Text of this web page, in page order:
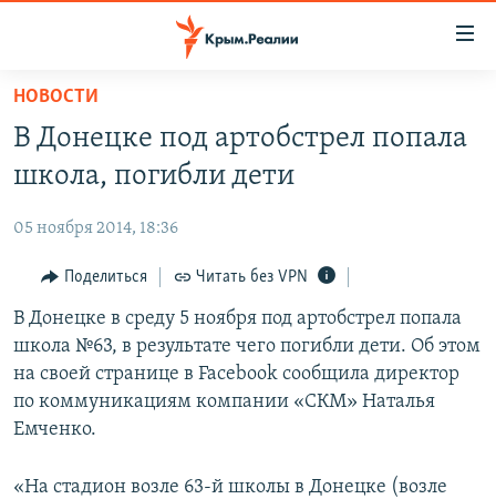
Вернуться
основному
содержанию
навигации
Вернутся
поиску
СПЕЦПРОЕКТЫ
КАРТА ВОЕННЫХ ОБЪЕКТОВ КРЫМА
11 ЛЕТ ОККУПАЦИИ КРЫМА. 11 ИСТОРИЙ СОПРОТИВЛЕНИЯ
ИСТОРИЯ
ЕЩЕ
ИНТЕРАКТИВ
ИНФОГРАФИКА
ТЕЛЕПРОЕКТ КРЫМ.РЕАЛИИ
СОВЕТЫ ПРАВОЗАЩИТНИКОВ
ПРОПАВШИЕ БЕЗ ВЕСТИ
РАДІО СВОБОДА
КАК ОБОЙТИ БЛОКИРОВКУ
Українською
НОВОСТИ
В Донецке под артобстрел попала
школа, погибли дети
05 ноября 2014, 18:36
Поделиться Читать без VPN
В Донецке в среду 5 ноября под артобстрел попала
школа №63, в результате чего погибли дети. Об этом
на своей странице в Facebook сообщила директор
по коммуникациям компании «СКМ» Наталья
Емченко.
«На стадион возле 63-й школы в Донецке (возле